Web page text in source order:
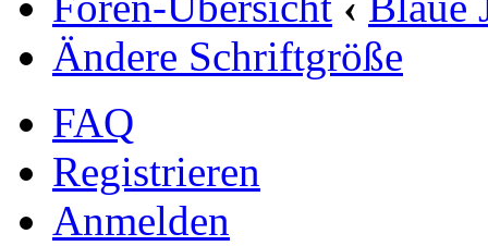
Ändere Schriftgröße
FAQ
Registrieren
Anmelden